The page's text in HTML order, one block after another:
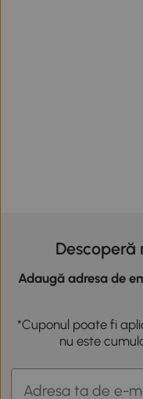
Descoperă
Adaugă adresa de
*Cuponul poate fi
nu este